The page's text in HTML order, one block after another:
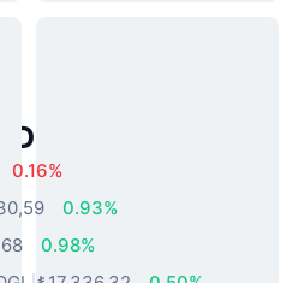
Varlıkları
0.16%
0.93%
0.98%